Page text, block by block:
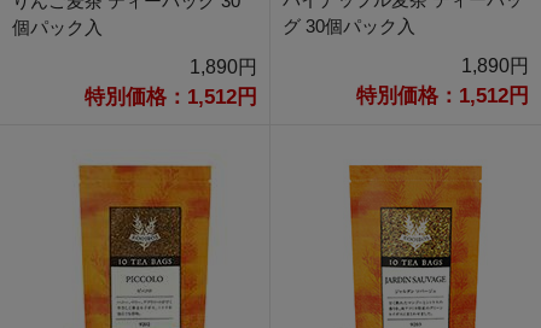
個パック入
1,890円
特別価格：1,512円
グ 30個パック入
1,890円
特別価格：1,512円